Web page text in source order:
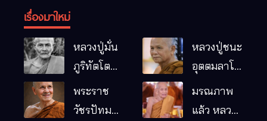
เรื่องมาใหม่
หลวงปู่มั่น
ภูริทัตโต
พระอริยเจ้า
ผู้เป็นบิดา
หลวงปู่ชนะ
อุตตมลาโภ
หมากอื๋อ
พระราช
วัชรปัทม
มรณภาพ
แล้ว หลวง